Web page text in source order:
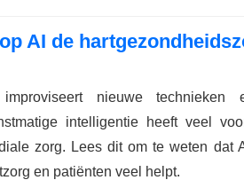
AI de
nieuwe
intelligentie heeft veel
zorg. Lees dit om te weten dat
en patiënten veel helpt.